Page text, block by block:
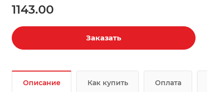
1143.00
Заказать
Описание Как купить Оплата